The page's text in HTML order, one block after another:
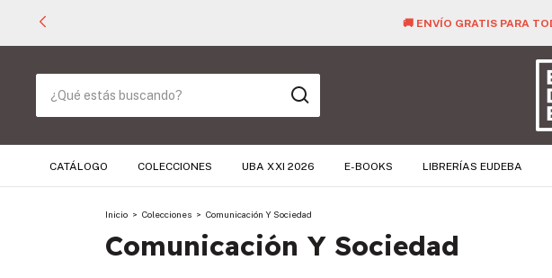
🚚 ENVÍO GRATIS PARA
CATÁLOGO COLECCIONES UBA XXI 2026 E-BOOKS LIBRERÍAS EUDEBA
Inicio > Colecciones > Comunicación Y Sociedad
Comunicación Y Sociedad